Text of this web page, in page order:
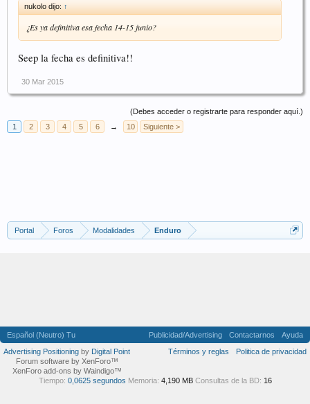
nukolo dijo: ↑
¿Es ya definitiva esa fecha 14-15 junio?
Seep la fecha es definitiva!!
30 Mar 2015
(Debes acceder o registrarte para responder aquí.)
1
2 3 4 5 6 → 10 Siguiente >
Portal Foros Modalidades Enduro
Español (Neutro) Tu Publicidad/Advertising Contactarnos
Ayuda
Términos y reglas
Politica de privacidad
Advertising Positioning by Digital Point
Forum software by XenForo™
XenForo add-ons by Waindigo™
Tiempo: 0,0625 segundos Memoria: 4,190 MB Consultas de la BD: 16